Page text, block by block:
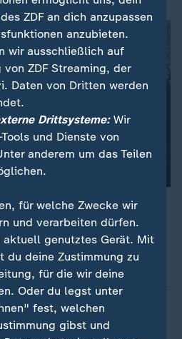
Hauptstadt der Ukraine erneut
Insgesamt wurden laut
russischen Armee abgefeuert.
ist zurück
ZDF an dich anzupassen
anzubieten.
wir ausschließlich auf
von ZDF Streaming, der
Daten von Dritten werden
Drittsysteme:Wir
und Dienste von
anderem um das Teilen
für welche Zwecke wir
und verarbeiten dürfen.
genutztes Gerät. Mit
du deine Zustimmung zu
für die wir deine
Oder du legst unter
fest, welchen
gibst und